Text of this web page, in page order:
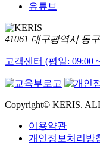
유튜브
41061 대구광역시 동
고객센터 (평일: 09:00
Copyright© KERIS.
이용약관
개인정보처리방